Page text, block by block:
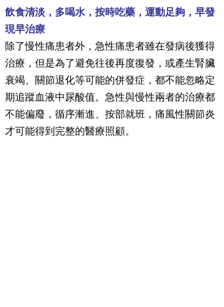
飲食清淡，多喝水，按時吃藥，運動足夠，早發
現早治療
除了慢性痛患者外，急性痛患者雖在發病後獲得
治療，但是為了避免往後再度復發，或產生腎臟
衰竭、關節退化等可能的併發症，都不能忽略定
期追蹤血液中尿酸值。急性與慢性兩者的治療都
不能偏廢，循序漸進、按部就班，痛風性關節炎
才可能得到完整的醫療照顧。